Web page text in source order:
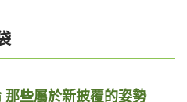
些屬於新披覆的姿勢